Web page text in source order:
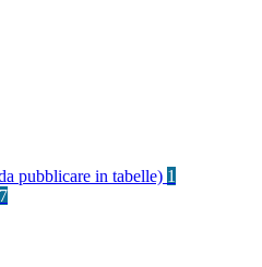
pubblicare in tabelle) 1
7